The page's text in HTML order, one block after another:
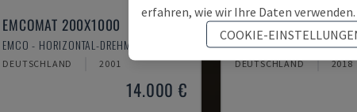
EMCOMAT 200X1000
EMCO - HORIZONTAL-DREHMASCHINE
DEUTSCHLAND 2001
14.000 €
TH 4610
OPTIMUM - HORIZONTAL-
DEUTSCHLAND 2018
erfahren, wie wir Ihre Daten verwenden.
COOKIE-